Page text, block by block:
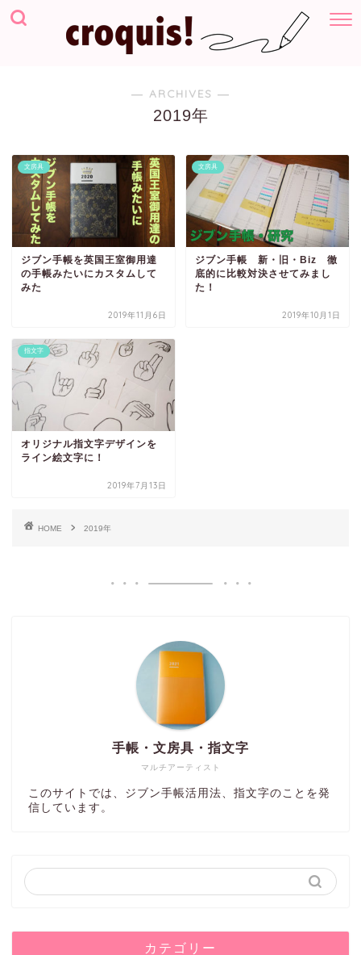
― ARCHIVES ―
2019年
文房具
ジブン手帳を英国王室御用達
の手帳みたいにカスタムして
みた
2019年11月6日
文房具
ジブン手帳 新・旧・Biz 徹
底的に比較対決させてみまし
た！
2019年10月1日
指文字
オリジナル指文字デザインを
ライン絵文字に！
2019年7月13日
HOME 2019年
マルチアーティスト
手帳・文房具・指文字
このサイトでは、ジブン手帳活用法、指文字のことを発
信しています。
カテゴリー